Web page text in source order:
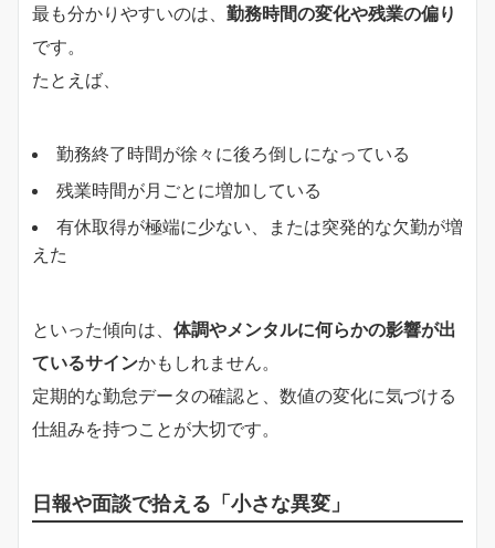
最も分かりやすいのは、 勤務時間の変化や残業の偏り
です。
たとえば、
勤務終了時間が徐々に後ろ倒しになっている
残業時間が月ごとに増加している
有休取得が極端に少ない、または突発的な欠勤が増
えた
といった傾向は、 体調やメンタルに何らかの影響が出
ているサインかもしれません。
定期的な勤怠データの確認と、数値の変化に気づける
仕組みを持つことが大切です。
日報や面談で拾える「小さな異変」